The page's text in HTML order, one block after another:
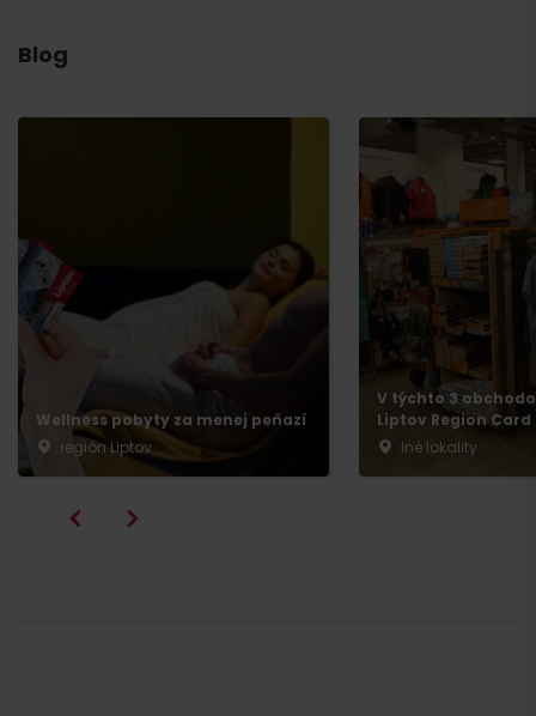
Blog
Wellness pobyty za menej peňazí
región Liptov
V týchto 3
Liptov Region Card
Iné lokality